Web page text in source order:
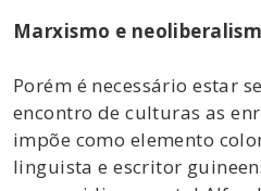
Marxismo e
Porém é necessário estar
encontro de culturas as
impõe como elemento
linguista e escritor